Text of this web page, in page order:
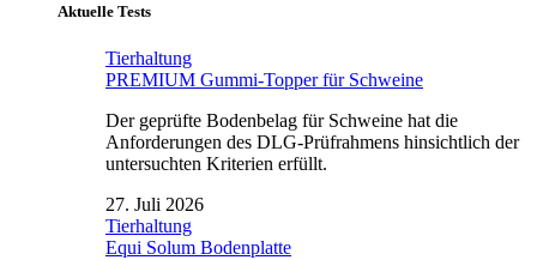
Aktuelle Tests
Tierhaltung
PREMIUM Gummi-Topper für Schweine
Der geprüfte Bodenbelag für Schweine hat die
Anforderungen des DLG-Prüfrahmens hinsichtlich der
untersuchten Kriterien erfüllt.
27. Juli 2026
Tierhaltung
Equi Solum Bodenplatte